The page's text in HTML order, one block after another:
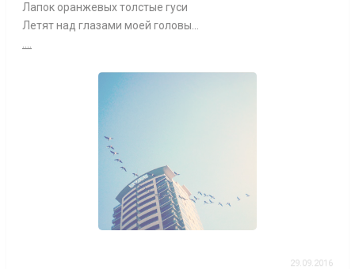
Лапок оранжевых толстые гуси
Летят над глазами моей головы...
29.09.2016